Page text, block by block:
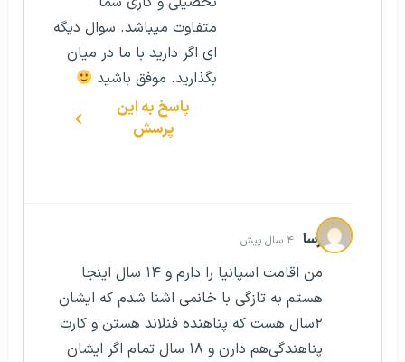
متفاوت میباشد. سوال دیگه
ای اگر دارید با ما در میان
بگذارید. موفق باشید
پاسخ به این
پرسش
رسا ۴ سال پیش
من اقامت اسپانیا را دارم و ۱۴ سال اینجا
هستم به تازگی با خانمی اشنا شدم که ایشان
۲سال هست که پناهنده فنلاند هستن و کارت
پناهندگی‌هم دارن و ۱۸ سال تمام اگر ایشان